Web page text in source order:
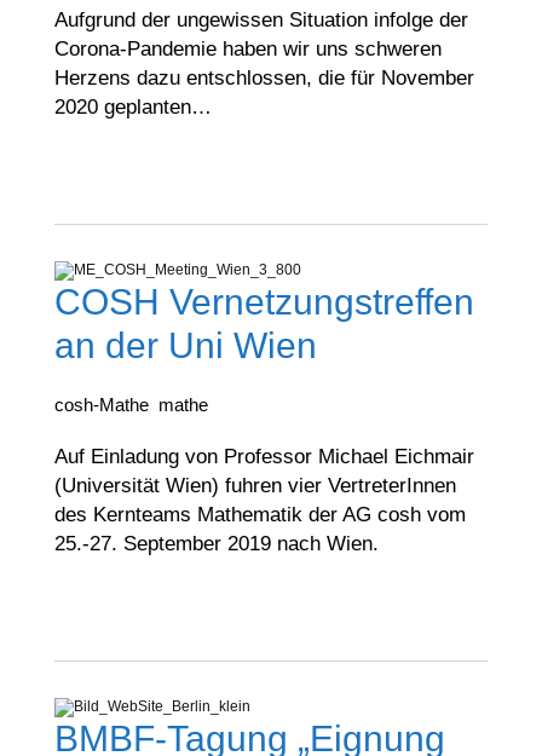
Aufgrund der ungewissen Situation infolge der
Corona-Pandemie haben wir uns schweren
Herzens dazu entschlossen, die für November
2020 geplanten…
COSH Vernetzungstreffen
an der Uni Wien
cosh-Mathe mathe
Auf Einladung von Professor Michael Eichmair
(Universität Wien) fuhren vier VertreterInnen
des Kernteams Mathematik der AG cosh vom
25.-27. September 2019 nach Wien.
BMBF-Tagung „Eignung